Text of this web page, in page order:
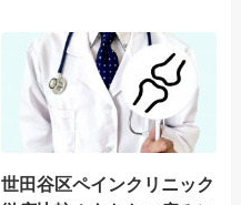
世田谷区ペインクリニック